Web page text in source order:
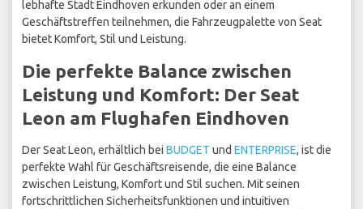
lebhafte Stadt Eindhoven erkunden oder an einem
Geschäftstreffen teilnehmen, die Fahrzeugpalette von Seat
bietet Komfort, Stil und Leistung.
Die perfekte Balance zwischen
Leistung und Komfort: Der Seat
Leon am Flughafen Eindhoven
Der Seat Leon, erhältlich bei BUDGET und ENTERPRISE, ist die
perfekte Wahl für Geschäftsreisende, die eine Balance
zwischen Leistung, Komfort und Stil suchen. Mit seinen
fortschrittlichen Sicherheitsfunktionen und intuitiven